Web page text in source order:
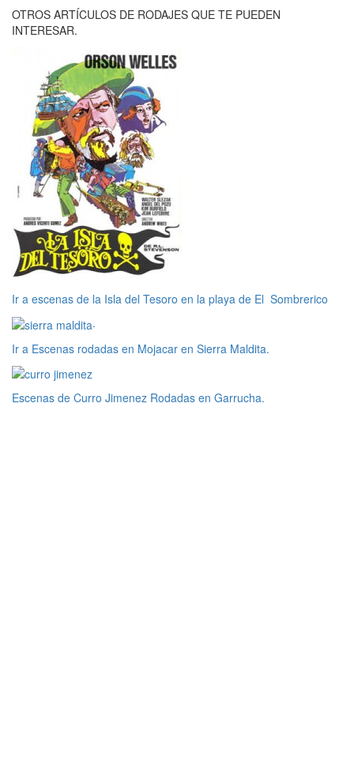
OTROS ARTÍCULOS DE RODAJES QUE TE PUEDEN
INTERESAR.
Ir a escenas de la Isla del Tesoro en la playa de El Sombrerico
.
Ir a Escenas rodadas en Mojacar en Sierra Maldita.
Escenas de Curro Jimenez Rodadas en Garrucha.